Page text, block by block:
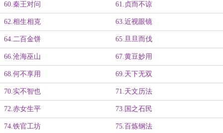
60.秦王对问 61.贞而不谅
62.相生相克 63.近视眼镜
64.二百金饼 65.旦旦而伐
66.沧海巫山 67.黄豆妙用
68.何不享用 69.天下无双
70.实不智也 71.天文历法
72.赤女生平 73.国之石民
74.铁官工坊 75.百炼钢法